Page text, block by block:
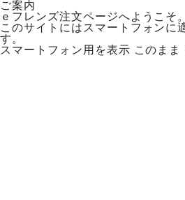
ご案内
ｅフレンズ注文ページへようこそ。
このサイトにはスマートフォンに
す。
スマートフォン用を表示 このま